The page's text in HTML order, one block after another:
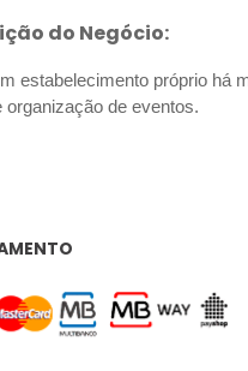
do Negócio:
estabelecimento próprio há
de eventos.